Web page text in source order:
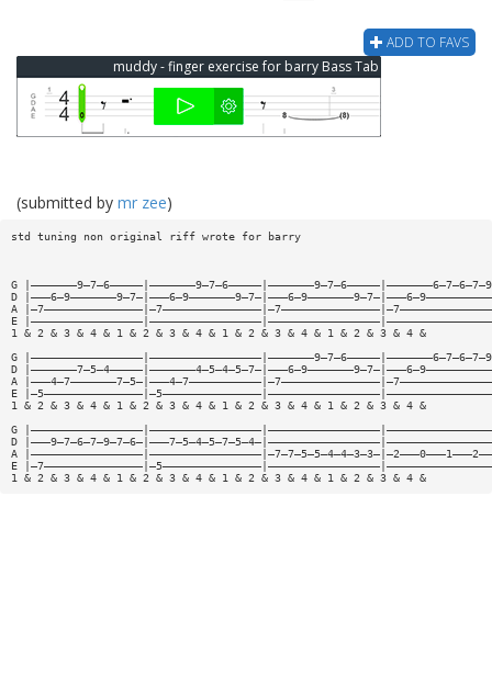
ADD TO FAVS
muddy - finger exercise for barry Bass Tab
(submitted by mr zee)
std tuning non original riff wrote for barry
G
D
A
E
1 & 2 & 3 & 4 & 1 & 2 & 3 & 4 & 1 & 2 & 3 & 4 & 1 & 2 & 3 & 4 &
G
D
A
E
1 & 2 & 3 & 4 & 1 & 2 & 3 & 4 & 1 & 2 & 3 & 4 & 1 & 2 & 3 & 4 &
G
D
A
E
1 & 2 & 3 & 4 & 1 & 2 & 3 & 4 & 1 & 2 & 3 & 4 & 1 & 2 & 3 & 4 &